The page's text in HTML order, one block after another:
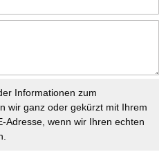
Informationen zum
wir ganz oder gekürzt mit Ihrem
Adresse, wenn wir Ihren echten